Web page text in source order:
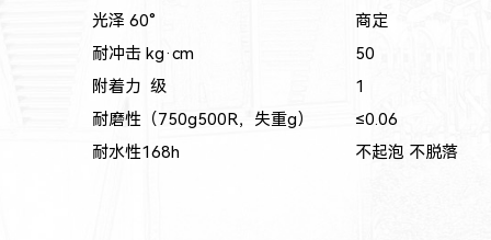
光泽 60°
商定
耐冲击 kg·cm
50
附着力 级
1
耐磨性（750g500R，失重g）
≤0.06
耐水性168h 不起泡 不脱落